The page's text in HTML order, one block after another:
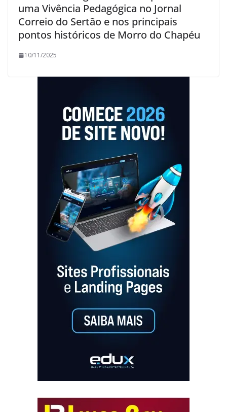
uma Vivência Pedagógica no Jornal
Correio do Sertão e nos principais
pontos históricos de Morro do Chapéu
10/11/2025